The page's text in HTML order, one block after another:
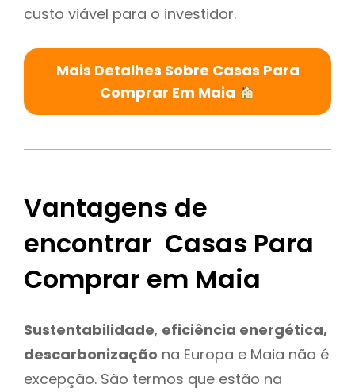
custo viável para o investidor.
Mais Detalhes Sobre Casas Para
Comprar Em Maia
Vantagens de
encontrar Casas Para
Comprar em Maia
Sustentabilidade, eficiência energética,
descarbonização na Europa e Maia não é
excepção. São termos que estão na